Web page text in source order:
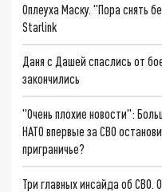
Оплеуха Маску. "Пора снять
Starlink
Даня с Дашей спаслись от
закончились
"Очень плохие новости":
НАТО впервые за СВО
приграничье?
Три главных инсайда об СВО.